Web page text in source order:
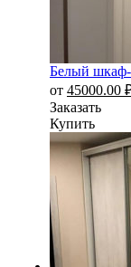
Белый
от 45000.00
Заказать
Купить